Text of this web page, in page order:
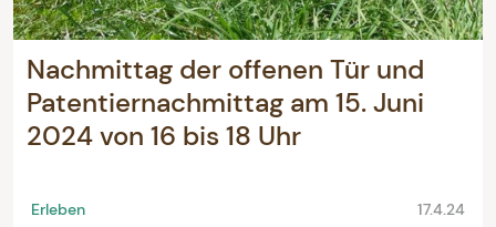
Nachmittag der offenen Tür und
Patentiernachmittag am 15. Juni
2024 von 16 bis 18 Uhr
Erleben 17.4.24